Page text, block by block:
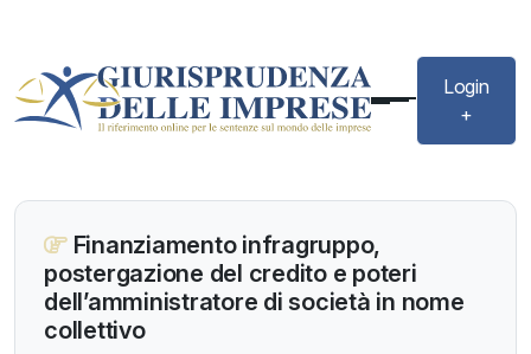
Login
+
Finanziamento infragruppo,
postergazione del credito e poteri
dell’amministratore di società in nome
collettivo